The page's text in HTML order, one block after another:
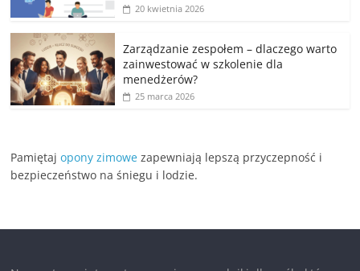
20 kwietnia 2026
Zarządzanie zespołem – dlaczego warto
zainwestować w szkolenie dla
menedżerów?
25 marca 2026
Pamiętajopony zimowe zapewniają lepszą przyczepność i
bezpieczeństwo na śniegu i lodzie.